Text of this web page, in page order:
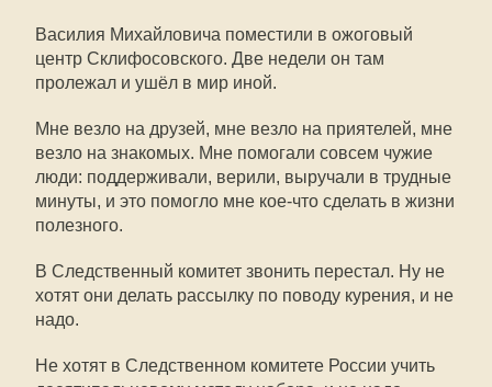
Василия Михайловича поместили в ожоговый
центр Склифосовского. Две недели он там
пролежал и ушёл в мир иной.
Мне везло на друзей, мне везло на приятелей, мне
везло на знакомых. Мне помогали совсем чужие
люди: поддерживали, верили, выручали в трудные
минуты, и это помогло мне кое-что сделать в жизни
полезного.
В Следственный комитет звонить перестал. Ну не
хотят они делать рассылку по поводу курения, и не
надо.
Не хотят в Следственном комитете России учить